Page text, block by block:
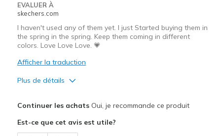
EVALUER À
skechers.com
I haven't used any of them yet. I just Started buying them in
the spring in the spring. Keep them coming in different
colors. Love Love Love. 💗
Afficher la traduction
Plus de détails
Breathe Well
Continuer les achatsOui, je recommande ce produit
Est-ce que cet avis est utile?